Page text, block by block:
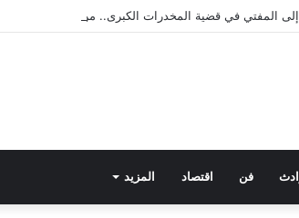
إلى المفتي في قضية المخدرات الكبرى.. من هي سارة خليفة؟
فن اقتصاد المزيد